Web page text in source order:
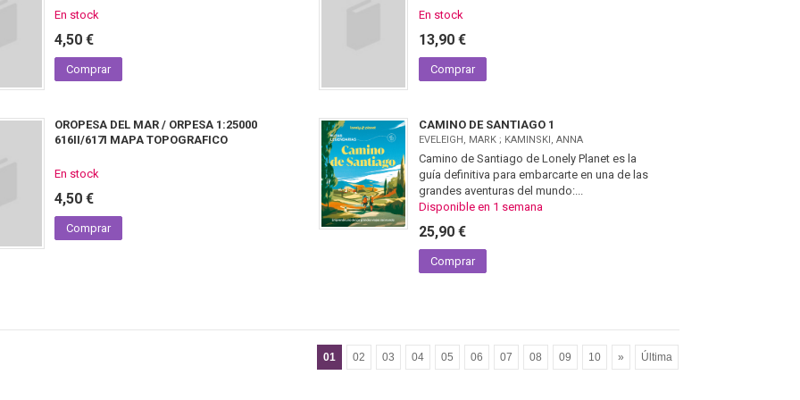
En stock
4,50 €
Comprar
En stock
13,90 €
Comprar
OROPESA DEL MAR / ORPESA 1:25000
616II/617I MAPA TOPOGRAFICO
En stock
4,50 €
Comprar
CAMINO DE SANTIAGO 1
EVELEIGH, MARK ; KAMINSKI, ANNA
Camino de Santiago de Lonely Planet es la
guía definitiva para embarcarte en una de las
grandes aventuras del mundo:...
Disponible en 1 semana
25,90 €
Comprar
01 02 03 04 05 06 07 08 09 10 » Última